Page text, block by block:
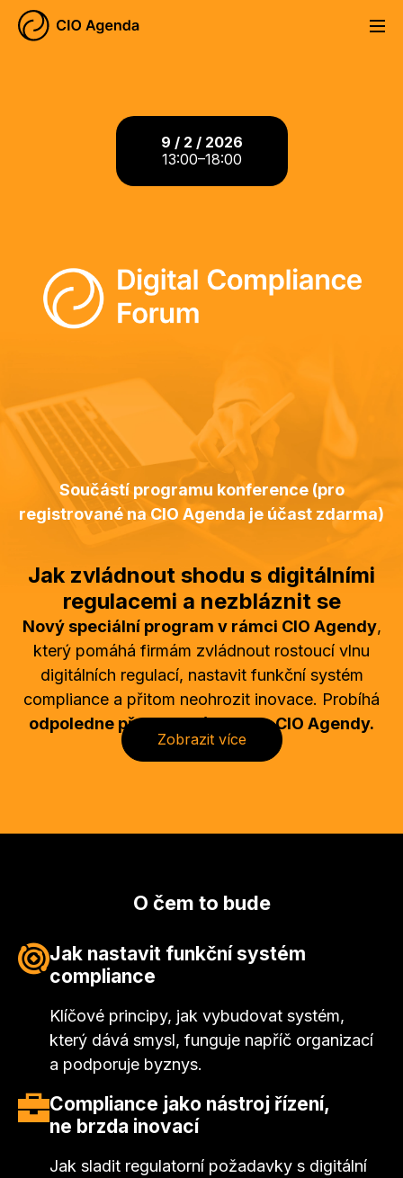
Digital Compliance Forum
9 / 2 / 2026
13:00–18:00
Součástí programu konference (pro
registrované na CIO Agenda je účast zdarma)
Jak zvládnout shodu s digitálními
regulacemi a nezbláznit se
Nový speciální program v rámci CIO Agendy,
který pomáhá firmám zvládnout rostoucí vlnu
digitálních regulací, nastavit funkční systém
compliance a přitom neohrozit inovace. Probíhá
odpoledne před hlavním dnem CIO Agendy.
Evropa vstupuje do éry rozsáhlé digitální
regulace – od
Aktu o umělé inteligenci (AIA)
norem a bezpečnostních standardů (
27001:2022, ISO/IEC 27701:2025, ISO
právní rámec.
V příštích dvou letech tyto změny zásadně
promění způsob,
jak organizace pracují s daty.
ale itlaku složitější regulace.Pro některé je
Zobrazit více
O čem to bude
Jak nastavit funkční systém
compliance
Klíčové principy, jak vybudovat systém,
který dává smysl, funguje napříč organizací
a podporuje byznys.
Compliance jako nástroj řízení,
ne brzda inovací
Jak sladit regulatorní požadavky s digitální